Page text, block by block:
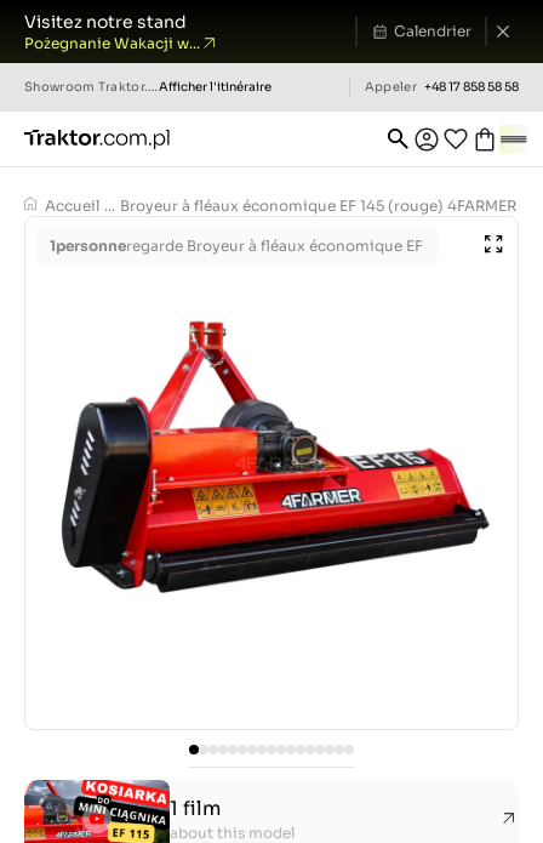
Visitez notre stand
Pożegnanie Wakacji w...
Calendrier
Showroom Traktor.com.pl Afficher l'itinéraire Appeler +48 17 858 58 58
Accueil ... Broyeur à fléaux économique EF 145 (rouge) 4FARMER
1personneregarde Broyeur à fléaux économique EF
1 film
about this model